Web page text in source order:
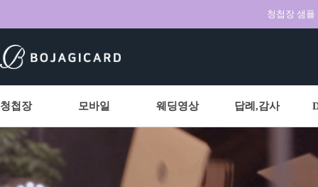
청첩장 샘플
청첩장 모바일 웨딩영상 답례,감사